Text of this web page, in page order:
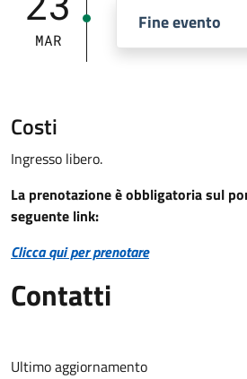
MAR
Fine evento
Costi
Ingresso libero.
La prenotazione è obbligatoria sul
seguente link:
Clicca qui per prenotare
Contatti
Ultimo aggiornamento